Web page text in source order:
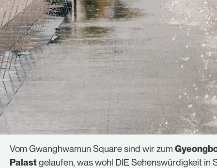
Vom Gwanghwamun Square sind wir zum
Palastgelaufen, was wohl DIE Sehenswürdigkeit in